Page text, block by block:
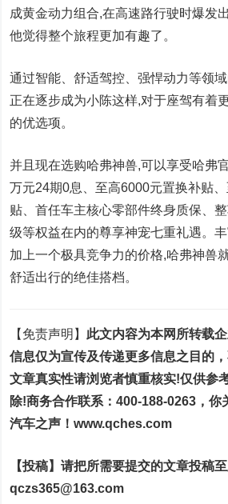
成黄金动力组合,在高速路行驶时爆发
他觉得整个旅程更加有趣了。
通过智能、舒适驾控、强悍动力等领
正在逐步成为小陈这样,对于座驾有着
的优选项。
并且现在选购哈弗神兽,可以享受哈弗
万元24期0息、至高6000元置换补贴
贴、首任车主核心零部件终身质保、
级等权益在内的尊享神宠七重礼遇。
加上一个极具竞争力的价格,哈弗神兽
舒适出行的绝佳搭档。
【免责声明】 此文内容为本网所转载
信息仅为宣传及传递更多信息之目的
文章真实性请浏览者慎重核实!仅供参
除!商务合作联系：400-188-0263，你
汽车之声 ！www.qches.com
【投稿】请把所需要提交的文章投稿至
qczs365@163.com